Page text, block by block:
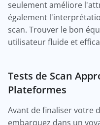
seulement améliore
également
scan. Trouver le bon
utilisateur fluide et
Tests de Scan
Plateformes
Avant de finaliser votre
embarquez dans un